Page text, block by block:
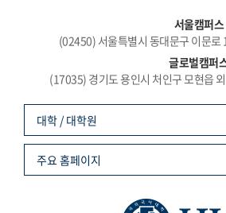
서울캠퍼스
(02450) 서울특별시 동대문구 이문
글로벌캠퍼
(17035) 경기도 용인시 처인구 모현읍
대학 / 대학원
주요 홈페이지